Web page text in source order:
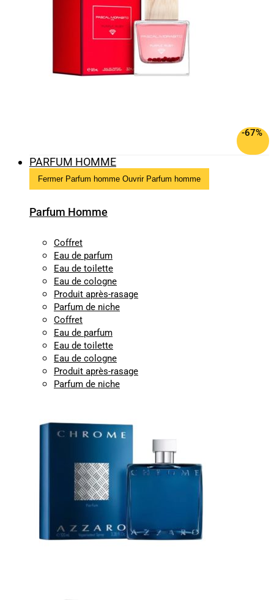
-67%
PARFUM HOMME
Fermer Parfum homme Ouvrir Parfum homme
Parfum Homme
Coffret
Eau de parfum
Eau de toilette
Eau de cologne
Produit après-rasage
Parfum de niche
Coffret
Eau de parfum
Eau de toilette
Eau de cologne
Produit après-rasage
Parfum de niche